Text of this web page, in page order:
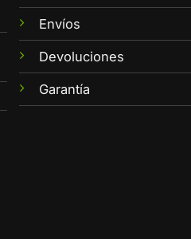
Envíos
Devoluciones
Garantía